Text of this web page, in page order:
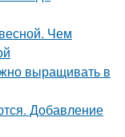
Чем
выращивать в
Добавление